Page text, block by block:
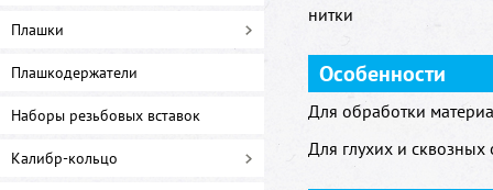
Плашки
Плашкодержатели
Наборы резьбовых вставок
Калибр-кольцо
нитки
Особенности
Для обработки
Для глухих и сквозных